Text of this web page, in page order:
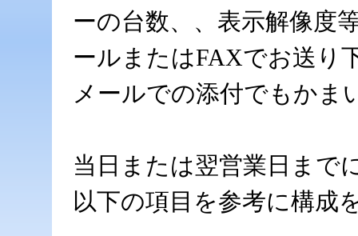
ーの台数、、表示解像度
ールまたはFAXでお送り
メールでの添付でもかま
当日または翌営業日まで
以下の項目を参考に構成